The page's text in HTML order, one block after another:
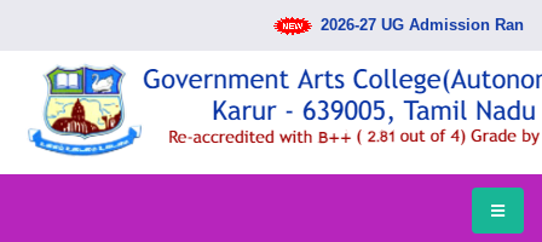
2026-27 UG Admission Rank